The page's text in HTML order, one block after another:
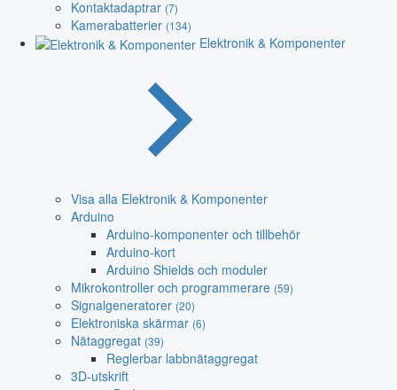
Kontaktadaptrar (7)
Kamerabatterier (134)
Elektronik & Komponenter
Visa alla Elektronik & Komponenter
Arduino
Arduino-komponenter och tillbehör
Arduino-kort
Arduino Shields och moduler
Mikrokontroller och programmerare (59)
Signalgeneratorer (20)
Elektroniska skärmar (6)
Nätaggregat (39)
Reglerbar labbnätaggregat
3D-utskrift